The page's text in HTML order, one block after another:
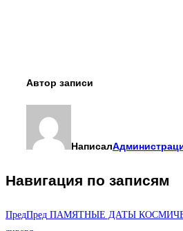
Автор записи
Написал
Навигация по записям
ПредПред ПАМЯТНЫЕ ДАТЫ